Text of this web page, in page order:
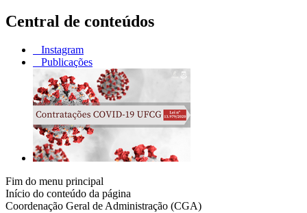
Central de conteúdos
Instagram
Publicações
Fim do menu principal
Início do conteúdo da página
Coordenação Geral de Administração (CGA)